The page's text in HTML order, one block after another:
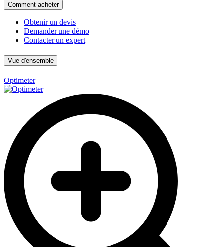
Comment acheter
Obtenir un devis
Demander une démo
Contacter un expert
Vue d'ensemble
Optimeter